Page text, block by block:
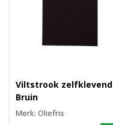
Viltstrook zelfklevend
Bruin
Merk: Oliefris